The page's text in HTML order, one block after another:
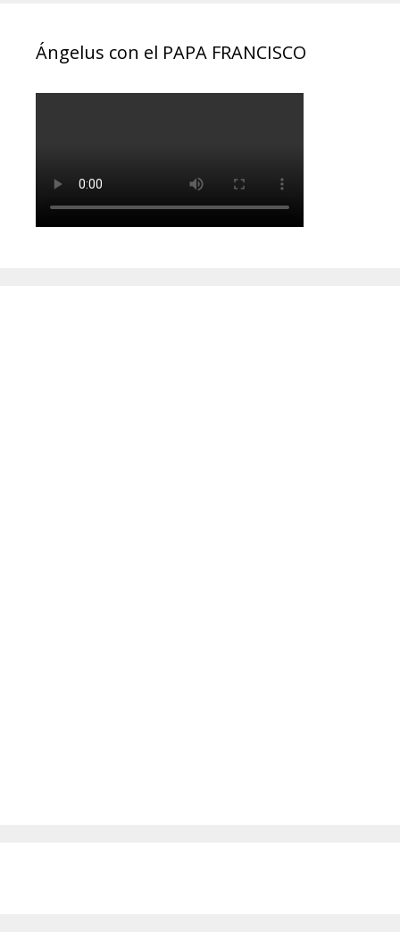
Ángelus con el PAPA FRANCISCO